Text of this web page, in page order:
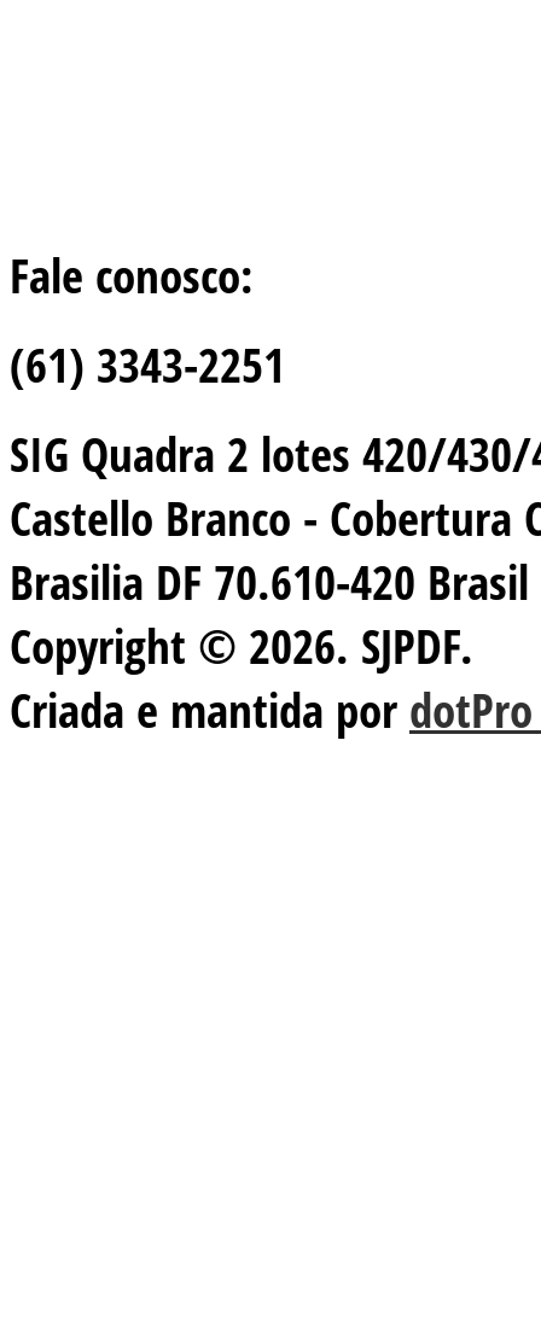
Fale conosco:
(61) 3343-2251
SIG Quadra 2 lotes 420/
Castello Branco - Cobertura
Brasilia DF 70.610-420 Brasil
Copyright © 2026. SJPDF.
Criada e mantida por